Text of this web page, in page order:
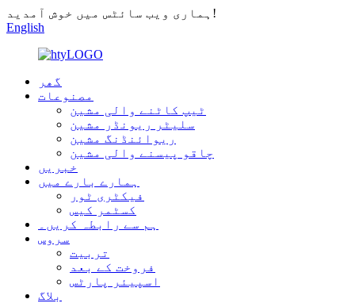
ہماری ویب سائٹس میں خوش آمدید!
English
گھر
مصنوعات
ٹیپ کاٹنے والی مشین
سلیٹر ریونڈر مشین
ریوائنڈنگ مشین
چاقو پیسنے والی مشین
خبریں
ہمارے بارے میں
فیکٹری ٹور
کسٹمر کیس
ہم سے رابطہ کریں۔
سروس
تربیت
فروخت کے بعد
اسپیئر پارٹس
بلاگ